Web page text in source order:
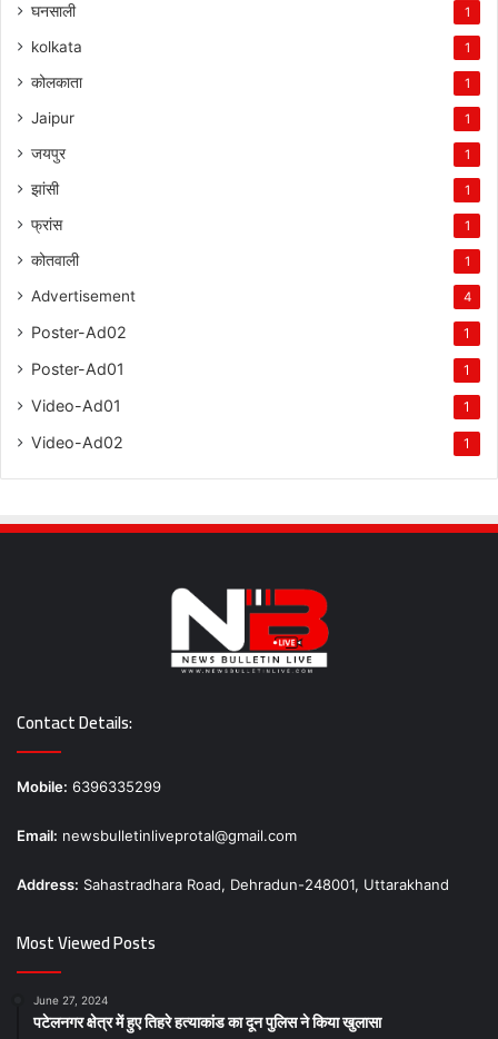
घनसाली 1
kolkata 1
कोलकाता 1
Jaipur 1
जयपुर 1
झांसी 1
फ्रांस 1
कोतवाली 1
Advertisement 4
Poster-Ad02 1
Poster-Ad01 1
Video-Ad01 1
Video-Ad02 1
Contact Details:
Mobile: 6396335299
Email: newsbulletinliveprotal@gmail.com
Address: Sahastradhara Road, Dehradun-248001, Uttarakhand
Most Viewed Posts
June 27, 2024
पटेलनगर क्षेत्र में हुए तिहरे हत्याकांड का दून पुलिस ने किया खुलासा